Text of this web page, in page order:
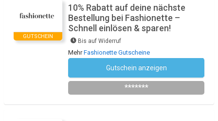
GUTSCHEIN
10% Rabatt auf deine nächste
Bestellung bei Fashionette –
Schnell einlösen & sparen!
Bis auf Widerruf
MehrFashionette Gutscheine
Gutschein anzeigen
*******